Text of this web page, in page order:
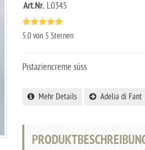
Art.Nr. L0345
5.0 von 5 Sternen
Pistaziencreme süss
Mehr Details Adelia di Fant